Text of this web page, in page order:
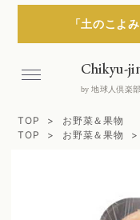
Menu
「土のこよ
Chikyu-
by 地球人倶楽部
TOP
お野菜＆果物
TOP
お野菜＆果物